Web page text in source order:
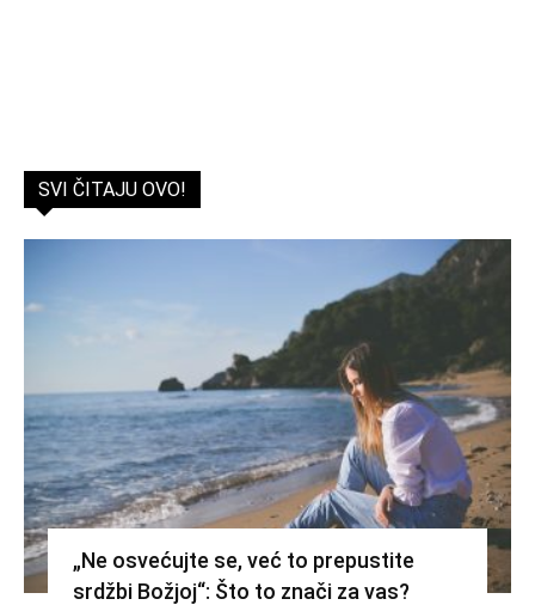
SVI ČITAJU OVO!
„Ne osvećujte se, već to prepustite
srdžbi Božjoj“: Što to znači za vas?